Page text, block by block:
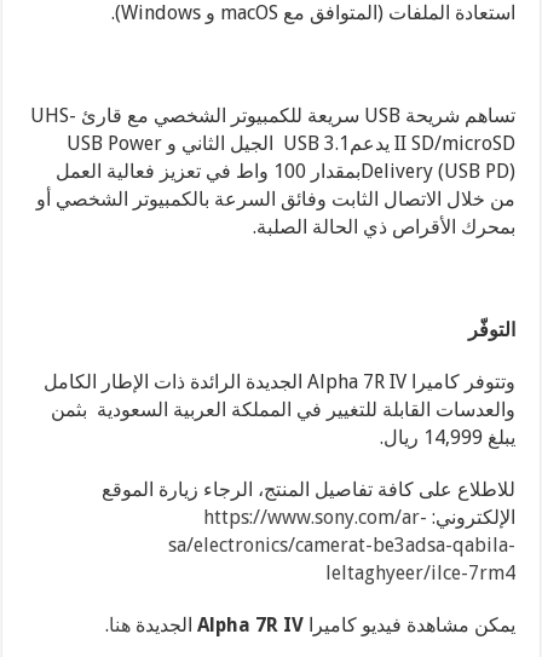
استعادة الملفات (المتوافق مع macOS و Windows).
تساهم شريحة USB سريعة للكمبيوتر الشخصي مع قارئ UHS-
II SD/microSD يدعمUSB 3.1 الجيل الثاني و
USB Power
Delivery (USB PD)بمقدار 100 واط في تعزيز فعالية العمل
من خلال الاتصال الثابت وفائق السرعة بالكمبيوتر الشخصي أو
بمحرك الأقراص ذي الحالة الصلبة.
التوفّر
وتتوفر كاميرا Alpha 7R IV الجديدة الرائدة ذات الإطار الكامل
والعدسات القابلة للتغيير في المملكة العربية السعودية بثمن
يبلغ 14,999 ريال.
للاطلاع على كافة تفاصيل المنتج، الرجاء زيارة الموقع
الإلكتروني: https://www.sony.com/ar-
sa/electronics/camerat-be3adsa-qabila-
leltaghyeer/ilce-7rm4
يمكن مشاهدة فيديو كاميرا Alpha 7R IVالجديدة هنا.